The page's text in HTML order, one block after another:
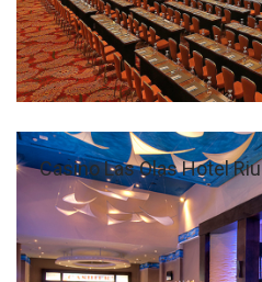
Casino Las Olas Hotel Riu